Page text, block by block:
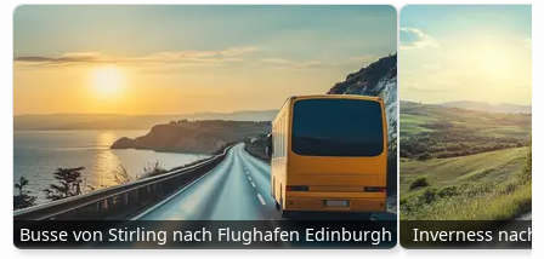
Busse von Stirling nach Flughafen Edinburgh Inverness